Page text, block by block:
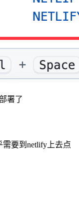
署了
要到netlify上去点